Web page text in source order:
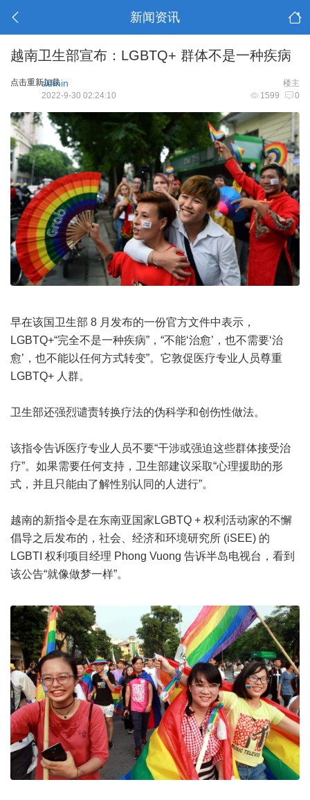
新闻资讯
越南卫生部宣布：LGBTQ+ 群体不是一种疾病
点击重新加载 楼主
admin
1599 0
2022-9-30 02:24:10
早在该国卫生部 8 月发布的一份官方文件中表示，
LGBTQ+“完全不是一种疾病”，“不能‘治愈’，也不需要‘治
愈’，也不能以任何方式转变”。它敦促医疗专业人员尊重
LGBTQ+ 人群。
卫生部还强烈谴责转换疗法的伪科学和创伤性做法。
该指令告诉医疗专业人员不要“干涉或强迫这些群体接受治
疗”。如果需要任何支持，卫生部建议采取“心理援助的形
式，并且只能由了解性别认同的人进行”。
越南的新指令是在东南亚国家LGBTQ + 权利活动家的不懈
倡导之后发布的，社会、经济和环境研究所 (iSEE) 的
LGBTI 权利项目经理 Phong Vuong 告诉半岛电视台，看到
该公告“就像做梦一样”。